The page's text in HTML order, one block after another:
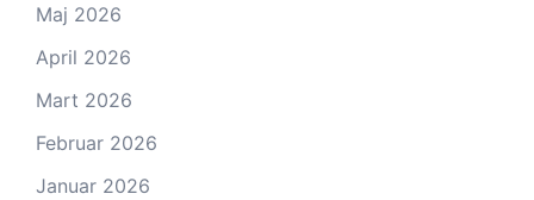
Maj 2026
April 2026
Mart 2026
Februar 2026
Januar 2026